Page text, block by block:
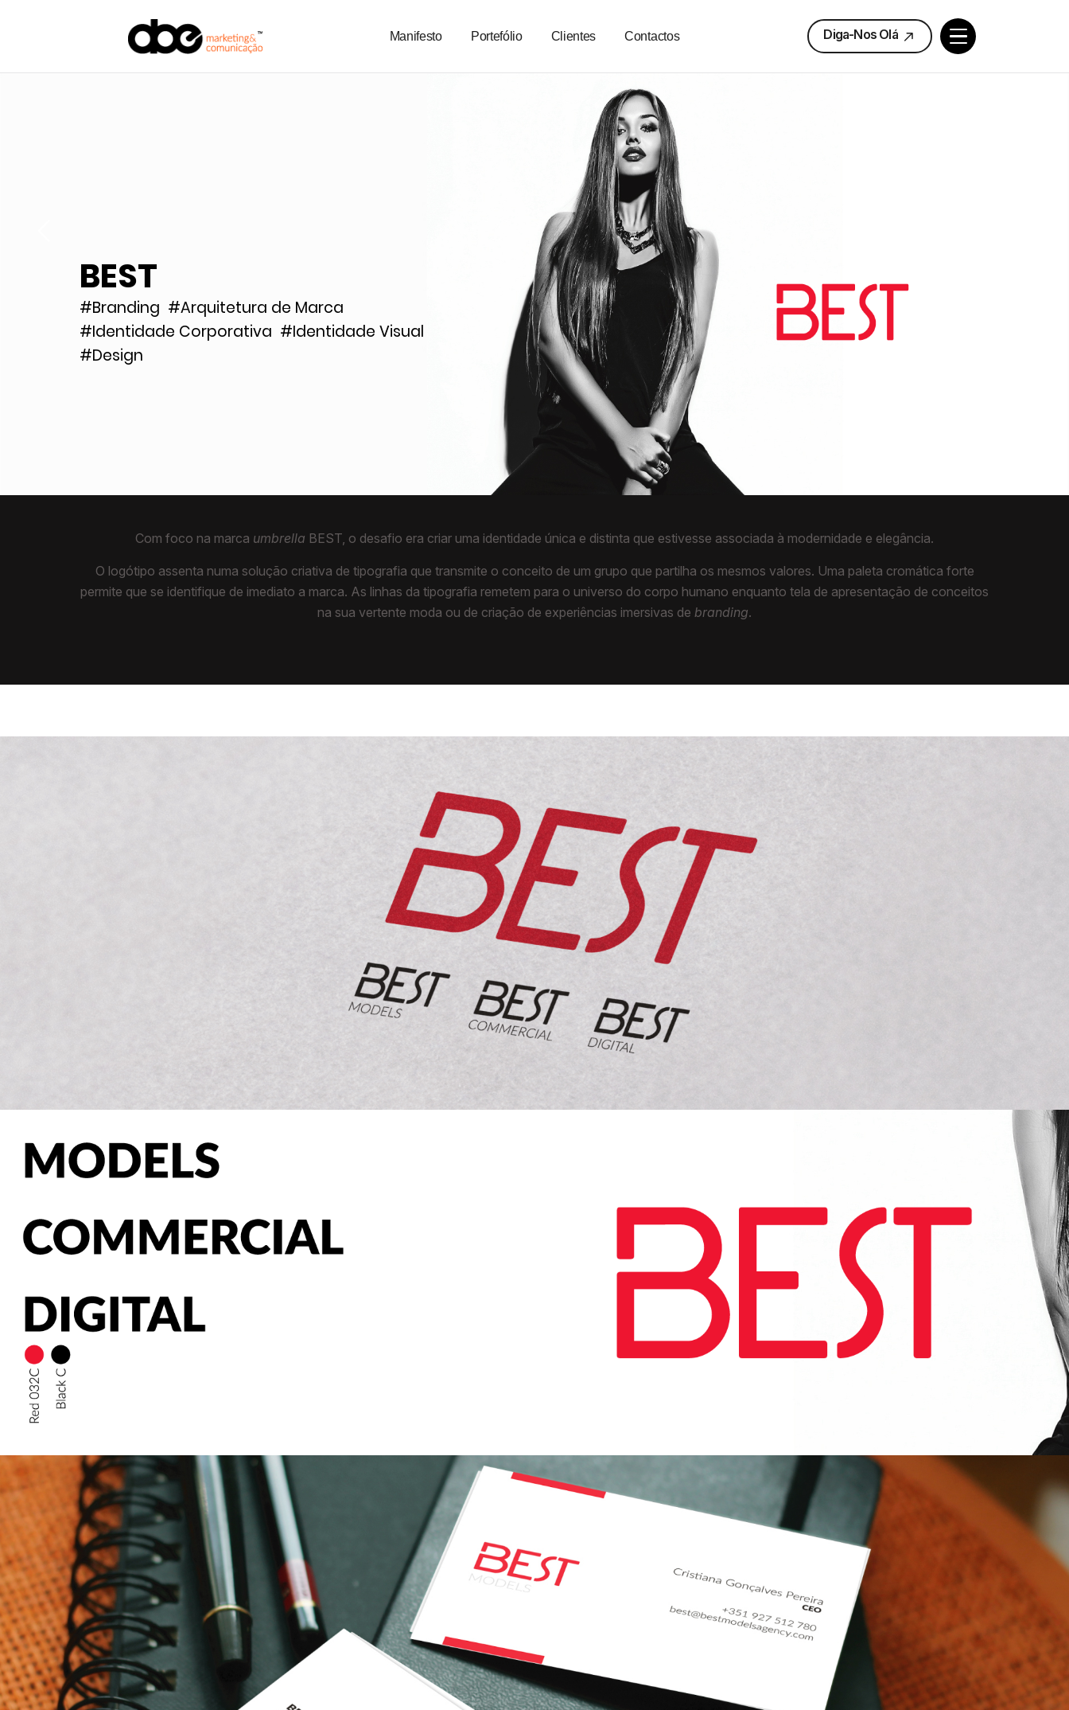
Manifesto Portefólio Clientes Contactos
Diga-Nos Olá
Diga-Nos Olá
BEST
#Branding #Arquitetura de Marca
#Identidade Corporativa #Identidade Visual
#Design
Com foco na marca umbrella BEST, o desafio era criar uma identidade única e distinta que estivesse associada à modernidade e elegância.
O logótipo assenta numa solução criativa de tipografia que transmite o conceito de um grupo que partilha os mesmos valores. Uma paleta cromática forte
permite que se identifique de imediato a marca. As linhas da tipografia remetem para o universo do corpo humano enquanto tela de apresentação de conceitos
na sua vertente moda ou de criação de experiências imersivas de branding.